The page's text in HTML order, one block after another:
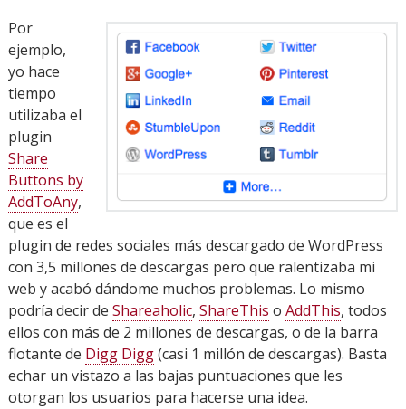
Por
ejemplo,
yo hace
tiempo
utilizaba el
plugin
Share
Buttons by
AddToAny,
que es el
plugin de redes sociales más descargado de WordPress
con 3,5 millones de descargas pero que ralentizaba mi
web y acabó dándome muchos problemas. Lo mismo
podría decir de Shareaholic, ShareThis o AddThis, todos
ellos con más de 2 millones de descargas, o de la barra
flotante de Digg Digg(casi 1 millón de descargas). Basta
echar un vistazo a las bajas puntuaciones que les
otorgan los usuarios para hacerse una idea.